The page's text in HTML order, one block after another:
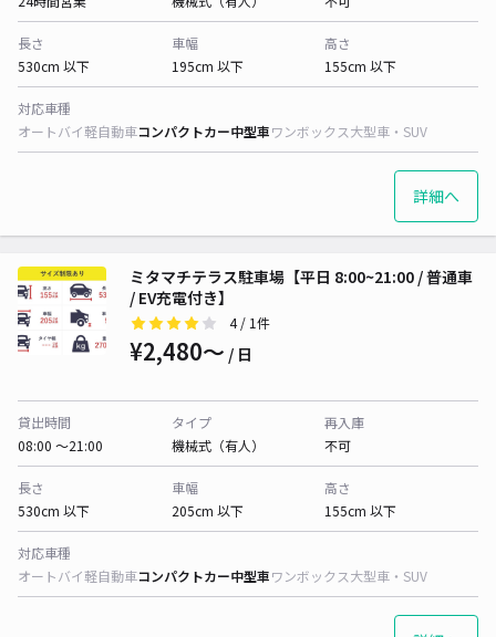
長さ
530cm 以下
車幅
195cm 以下
高さ
155cm 以下
対応車種
オートバイ軽自動車コンパクトカー中型車ワンボックス大型車・SUV
詳細へ
ミタマチテラス駐車場【平日 8:00~21:00 / 普通車
/ EV充電付き】
4/ 1件
¥2,480〜 / 日
貸出時間
08:00 〜21:00
タイプ
機械式（有人）
再入庫
不可
長さ
530cm 以下
車幅
205cm 以下
高さ
155cm 以下
対応車種
オートバイ軽自動車コンパクトカー中型車ワンボックス大型車・SUV